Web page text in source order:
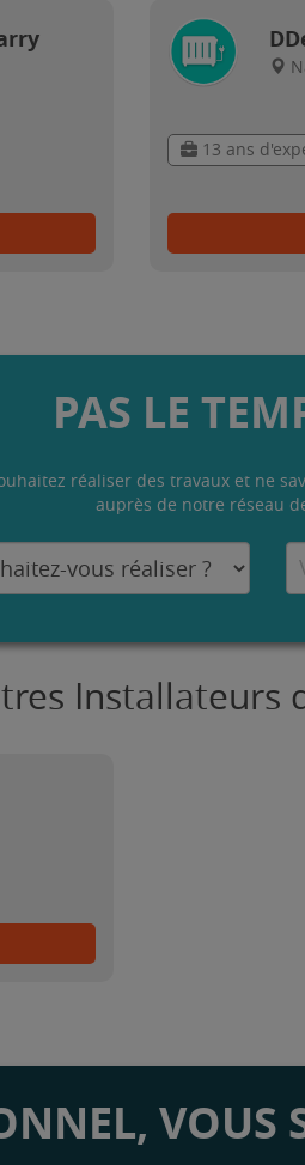
13 ans
PAS LE
réaliser des travaux et ne
auprès de notre réseau
Installateurs
VOUS